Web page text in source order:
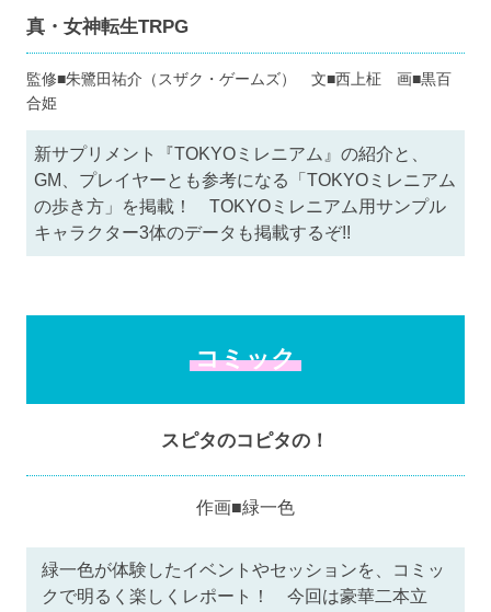
真・女神転生TRPG
監修■朱鷺田祐介（スザク・ゲームズ） 文■西上柾 画■黒百
合姫
新サプリメント『TOKYOミレニアム』の紹介と、
GM、プレイヤーとも参考になる「TOKYOミレニアム
の歩き方」を掲載！ TOKYOミレニアム用サンプル
キャラクター3体のデータも掲載するぞ!!
コミック
スピタのコピタの！
作画■緑一色
緑一色が体験したイベントやセッションを、コミッ
クで明るく楽しくレポート！ 今回は豪華二本立